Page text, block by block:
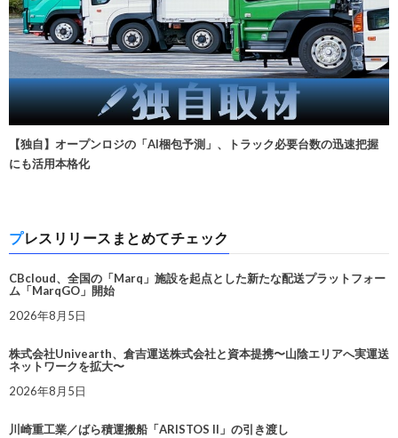
【独自】オープンロジの「AI梱包予測」、トラック必要台数の迅速把握
にも活用本格化
プレスリリースまとめてチェック
CBcloud、全国の「Marq」施設を起点とした新たな配送プラットフォー
ム「MarqGO」開始
2026年8月5日
株式会社Univearth、倉吉運送株式会社と資本提携〜山陰エリアへ実運送
ネットワークを拡大〜
2026年8月5日
川崎重工業／ばら積運搬船「ARISTOS II」の引き渡し